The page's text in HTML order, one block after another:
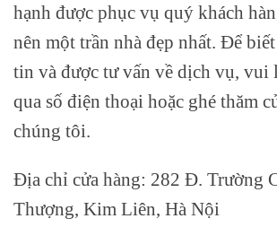
hạnh được phục vụ quý khách
nên một trần nhà đẹp nhất. Để
tin và được tư vấn về dịch vụ, vui
qua số điện thoại hoặc ghé thăm
chúng tôi.
Địa chỉ cửa hàng: 282 Đ. Trường
Thượng, Kim Liên, Hà Nội